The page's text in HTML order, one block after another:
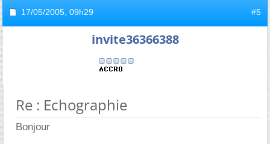
17/05/2005, 09h29 #5
invite36366388
Re : Echographie
Bonjour